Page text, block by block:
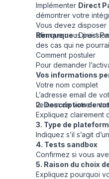
Implémenter Direct
démontrer votre
Vous devez disposer
afin que nous
Remarque :Direct
des cas qui ne
Comment postuler
Pour demander
Vos informations
Votre nom complet
L’adresse email de
Le nom de votre
2. Description de
Expliquez clairement
3. Type de
Indiquez s’il s’agit
4. Tests sandbox
Confirmez si vous
5. Raison du choix
Expliquez pourquoi